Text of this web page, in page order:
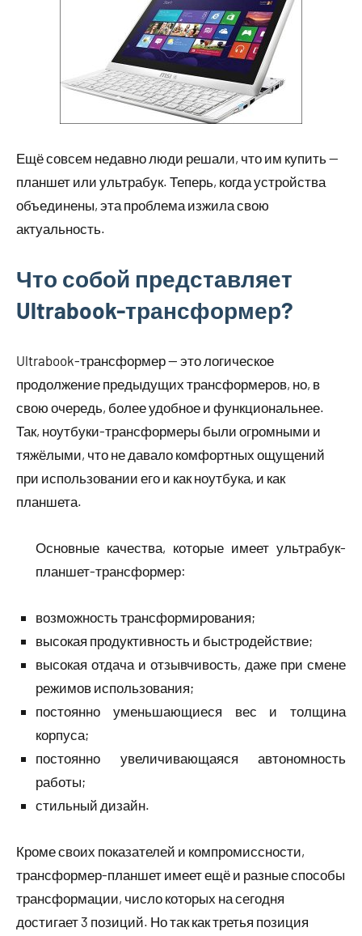
Ещё совсем недавно люди решали, что им купить —
планшет или ультрабук. Теперь, когда устройства
объединены, эта проблема изжила свою
актуальность.
Что собой представляет
Ultrabook-трансформер?
Ultrabook-трансформер — это логическое
продолжение предыдущих трансформеров, но, в
свою очередь, более удобное и функциональнее.
Так, ноутбуки-трансформеры были огромными и
тяжёлыми, что не давало комфортных ощущений
при использовании его и как ноутбука, и как
планшета.
Основные качества, которые имеет ультрабук-
планшет-трансформер:
возможность трансформирования;
высокая продуктивность и быстродействие;
высокая отдача и отзывчивость, даже при смене
режимов использования;
постоянно уменьшающиеся вес и толщина
корпуса;
постоянно увеличивающаяся автономность
работы;
стильный дизайн.
Кроме своих показателей и компромиссности,
трансформер-планшет имеет ещё и разные способы
трансформации, число которых на сегодня
достигает 3 позиций. Но так как третья позиция